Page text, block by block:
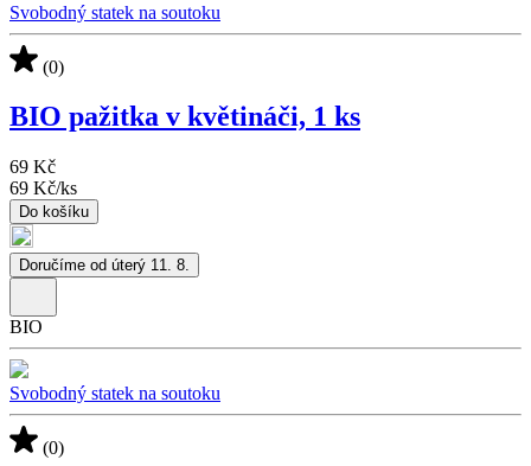
Svobodný statek na soutoku
(0)
BIO pažitka v květináči, 1 ks
69 Kč
69 Kč/ks
Do košíku
Doručíme od úterý 11. 8.
BIO
Svobodný statek na soutoku
(0)